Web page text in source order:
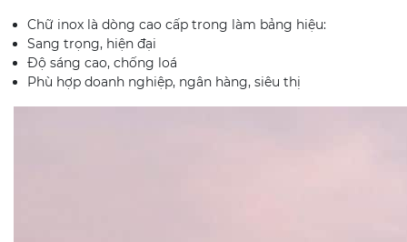
Chữ inox là dòng cao cấp trong làm bảng hiệu:
Sang trọng, hiện đại
Độ sáng cao, chống loá
Phù hợp doanh nghiệp, ngân hàng, siêu thị